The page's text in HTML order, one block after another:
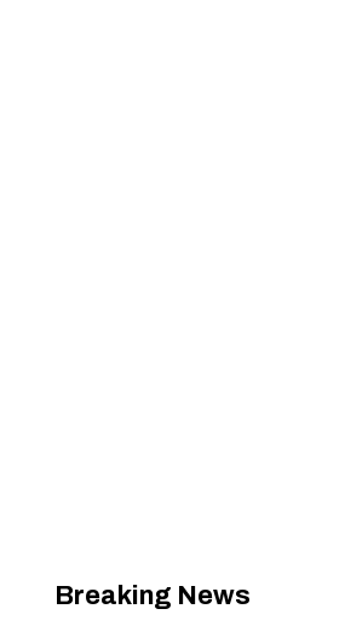
Breaking News